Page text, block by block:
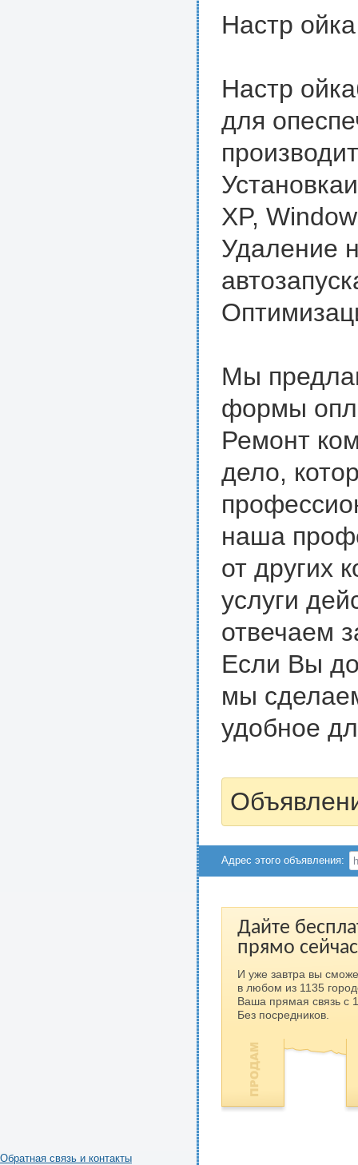
Настр
Настр
для
XP,
Удаление
Мы
формы
Ремонт
дело,
наша
от других
услуги
отвечаем
Если Вы
мы
удобное
Адрес этого объявления:
Дайте
прямо
И уже завтра вы
в любом из 1135
Ваша прямая связь с
Без посредников.
Обратная связь и контакты